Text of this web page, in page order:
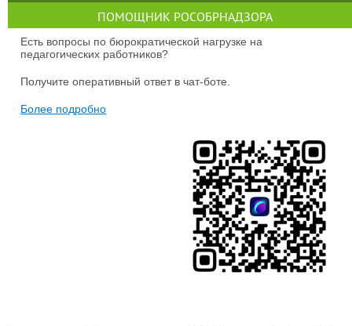
ПОМОЩНИК РОСОБРНАДЗОРА
Есть вопросы по бюрократической нагрузке на
педагогических работников?
Получите оперативный ответ в чат-боте.
Более подробно